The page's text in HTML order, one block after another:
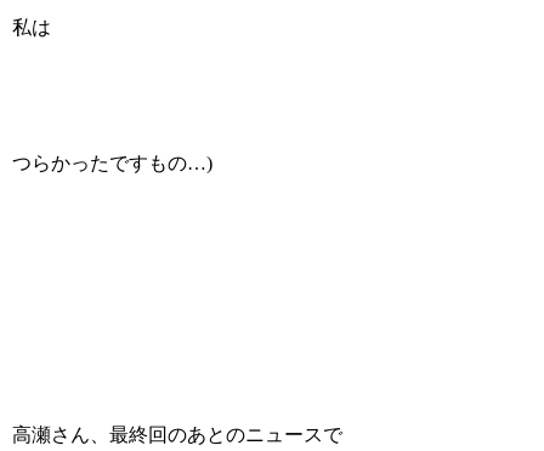
私は
つらかったですもの…)
高瀬さん、最終回のあとのニュースで